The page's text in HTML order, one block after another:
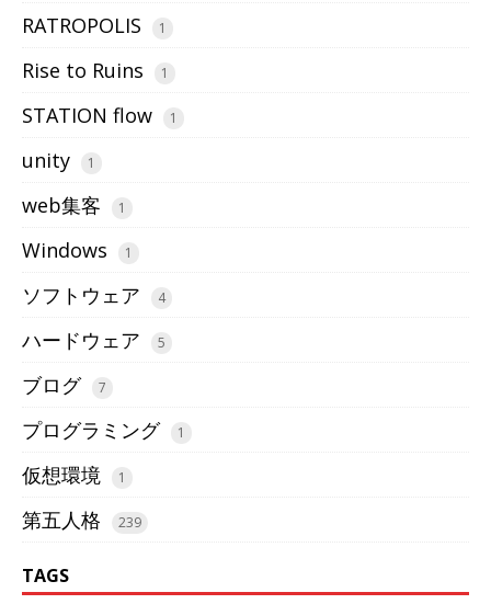
RATROPOLIS 1
Rise to Ruins 1
STATION flow 1
unity 1
web集客 1
Windows 1
ソフトウェア 4
ハードウェア 5
ブログ 7
プログラミング 1
仮想環境 1
第五人格 239
TAGS